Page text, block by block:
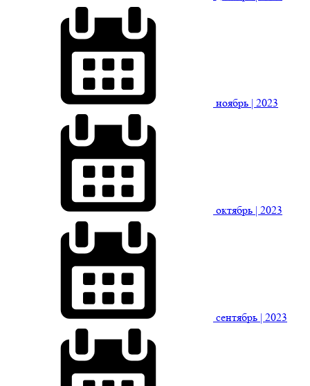
ноябрь | 2023
октябрь | 2023
сентябрь | 2023